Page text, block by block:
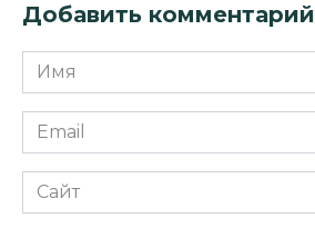
Добавить комментарий
Имя
*
Email
*
Сайт